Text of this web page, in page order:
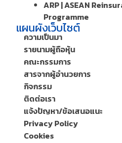
ARP | ASEAN
Programme
แผนผังเว็บไซต์
ความเป็นมา
รายนามผู้ถือหุ้น
คณะกรรมการ
สารจากผู้อำนวยการ
กิจกรรม
ติดต่อเรา
แจ้งปัญหา/ข้อเสนอแนะ
Privacy Policy
Cookies